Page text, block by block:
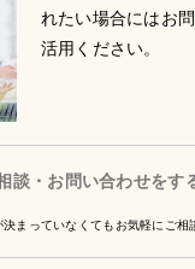
れたい場合にはお
活用ください。
談・お問い合わせをす
決まっていなくてもお気軽にご相